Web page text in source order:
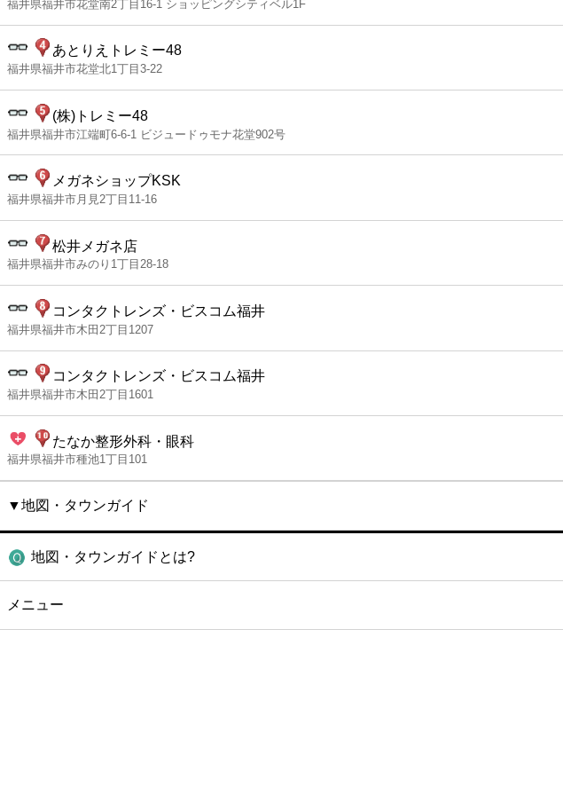
福井県福井市花堂南2丁目16-1 ショッピングシティベル1F
あとりえトレミー48
福井県福井市花堂北1丁目3-22
(株)トレミー48
福井県福井市江端町6-6-1 ビジュードゥモナ花堂902号
メガネショップKSK
福井県福井市月見2丁目11-16
松井メガネ店
福井県福井市みのり1丁目28-18
コンタクトレンズ・ビスコム福井
福井県福井市木田2丁目1207
コンタクトレンズ・ビスコム福井
福井県福井市木田2丁目1601
たなか整形外科・眼科
福井県福井市種池1丁目101
▼地図・タウンガイド
地図・タウンガイドとは?
メニュー